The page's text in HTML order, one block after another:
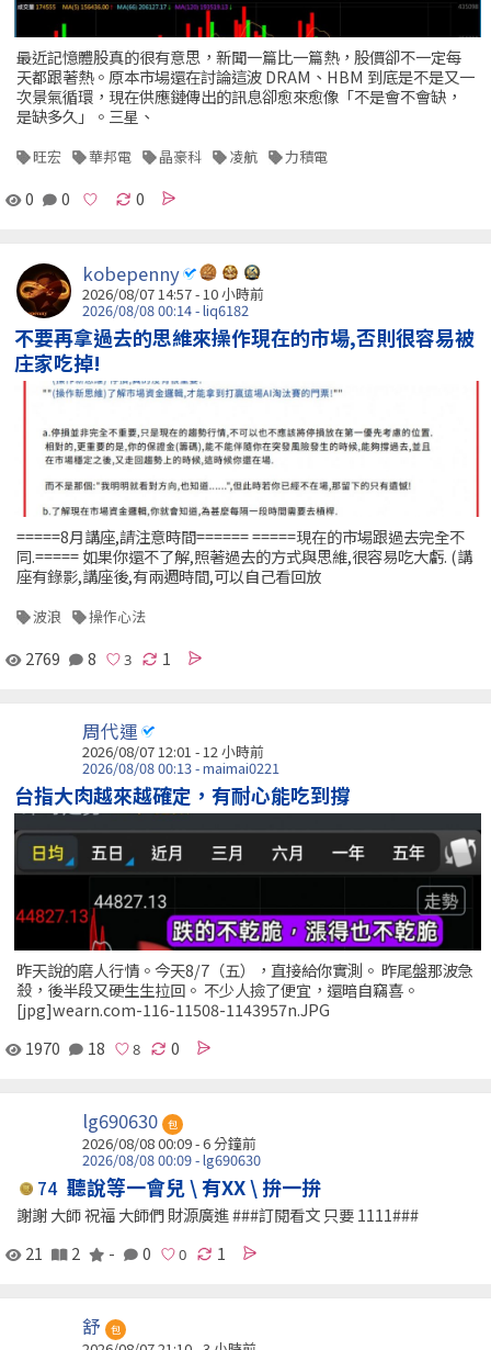
最近記憶體股真的很有意思，新聞一篇比一篇熱，股價卻不一定每
天都跟著熱。原本市場還在討論這波 DRAM、HBM 到底是不是又一
次景氣循環，現在供應鏈傳出的訊息卻愈來愈像「不是會不會缺，
是缺多久」。三星、
旺宏 華邦電 晶豪科 凌航 力積電
0 0 0
kobepenny
2026/08/07 14:57 - 10 小時前
2026/08/08 00:14 - liq6182
不要再拿過去的思維來操作現在的市場,否則很容易被
庄家吃掉!
=====8月講座,請注意時間====== =====現在的市場跟過去完全不
同.===== 如果你還不了解,照著過去的方式與思維,很容易吃大虧. (講
座有錄影,講座後,有兩週時間,可以自己看回放
波浪 操作心法
2769 8 1
周代運
2026/08/07 12:01 -12 小時前
2026/08/08 00:13 - maimai0221
台指大肉越來越確定，有耐心能吃到撐
昨天說的磨人行情。今天8/7（五），直接給你實測。 昨尾盤那波急
殺，後半段又硬生生拉回。 不少人撿了便宜，還暗自竊喜。
[jpg]wearn.com-116-11508-1143957n.JPG
1970
18 0
lg690630 包
2026/08/08 00:09 -6 分鐘前
2026/08/08 00:09 - lg690630
74 聽說等一會兒 \ 有XX \ 拚一拚
謝謝 大師 祝福 大師們 財源廣進 ###訂閱看文 只要 1111###
21
2 - 0 1
舒 包